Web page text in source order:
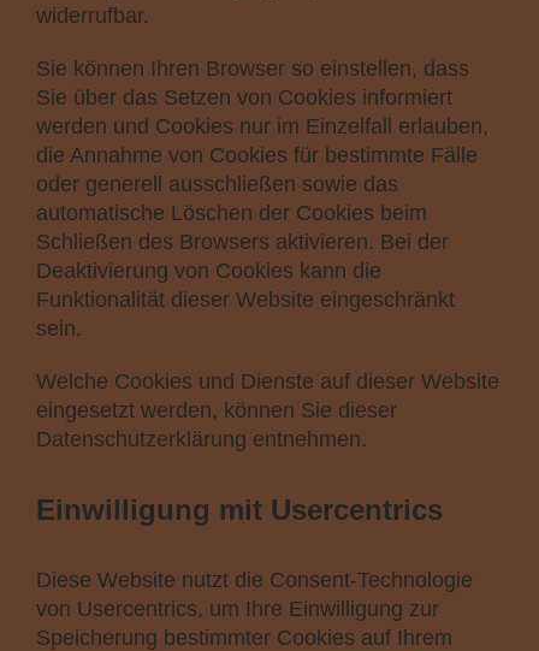
widerrufbar.
Sie können Ihren Browser so einstellen, dass
Sie über das Setzen von Cookies informiert
werden und Cookies nur im Einzelfall erlauben,
die Annahme von Cookies für bestimmte Fälle
oder generell ausschließen sowie das
automatische Löschen der Cookies beim
Schließen des Browsers aktivieren. Bei der
Deaktivierung von Cookies kann die
Funktionalität dieser Website eingeschränkt
sein.
Welche Cookies und Dienste auf dieser Website
eingesetzt werden, können Sie dieser
Datenschutzerklärung entnehmen.
Einwilligung mit Usercentrics
Diese Website nutzt die Consent-Technologie
von Usercentrics, um Ihre Einwilligung zur
Speicherung bestimmter Cookies auf Ihrem